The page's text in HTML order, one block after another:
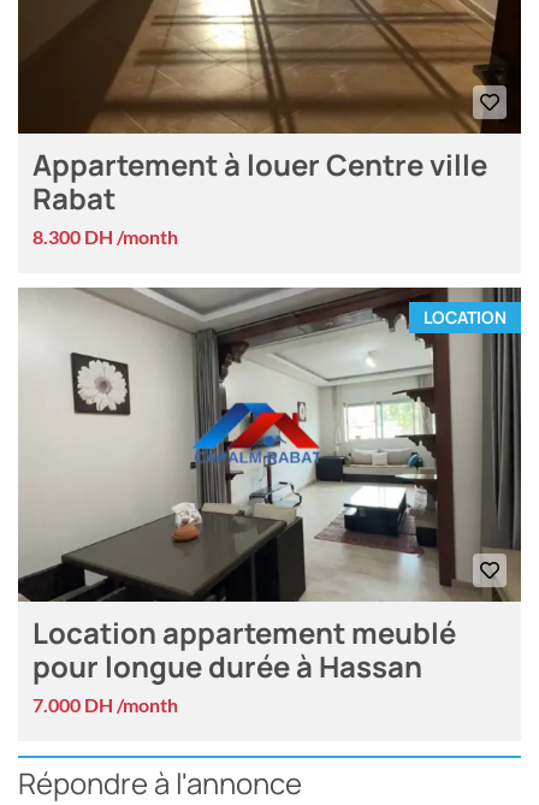
Appartement à louer Centre ville
Rabat
8.300 DH /month
LOCATION
Location appartement meublé
pour longue durée à Hassan
7.000 DH /month
Répondre à l'annonce